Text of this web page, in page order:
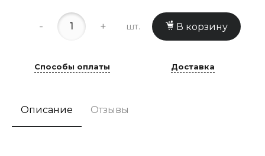
- + шт. В корзину
Способы оплаты Доставка
Описание Отзывы